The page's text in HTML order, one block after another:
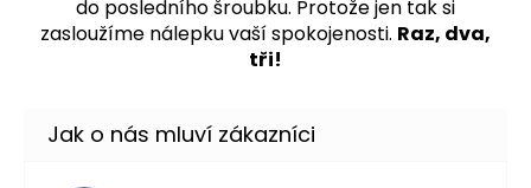
do posledního šroubku. Protože jen tak si
zasloužíme nálepku vaší spokojenosti. Raz, dva,
tři!